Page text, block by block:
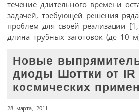
течение длительного времени
задачей, требующей решения
проблем для своей реализации
длина трубных заготовок (до 10
Новые
диоды Шоттки от IR
космических
28 марта, 2011